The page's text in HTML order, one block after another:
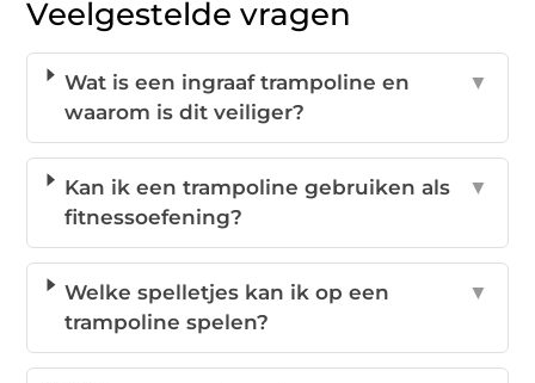
Veelgestelde vragen
Wat is een ingraaf trampoline en
waarom is dit veiliger?
▼
Kan ik een trampoline gebruiken als
fitnessoefening?
▼
Welke spelletjes kan ik op een
trampoline spelen?
▼